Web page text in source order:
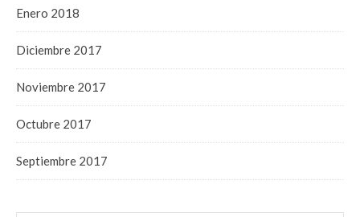
Enero 2018
Diciembre 2017
Noviembre 2017
Octubre 2017
Septiembre 2017